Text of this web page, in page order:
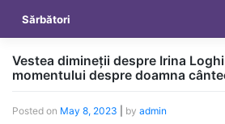
content
Sărbători
Vestea dimineții despre Irina
momentului despre doamna
Posted on May 8, 2023 by admin